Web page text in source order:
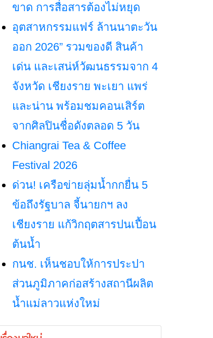
ขาด การสื่อสารต้องไม่หยุด
อุตสาหกรรมแฟร์ ล้านนาตะวัน
ออก 2026” รวมของดี สินค้า
เด่น และเสน่ห์วัฒนธรรมจาก 4
จังหวัด เชียงราย พะเยา แพร่
และน่าน พร้อมชมคอนเสิร์ต
จากศิลปินชื่อดังตลอด 5 วัน
Chiangrai Tea & Coffee
Festival 2026
ด่วน! เครือข่ายลุ่มน้ำกกยื่น 5
ข้อถึงรัฐบาล จี้นายกฯ ลง
เชียงราย แก้วิกฤตสารปนเปื้อน
ต้นน้ำ
กนช. เห็นชอบให้การประปา
ส่วนภูมิภาคก่อสร้างสถานีผลิต
น้ำแม่ลาวแห่งใหม่